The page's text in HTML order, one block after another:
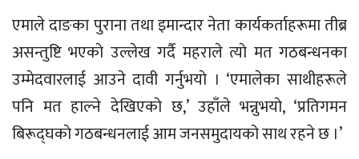
एमाले दाङका पुराना तथा इमान्दार नेता कार्यकर्ताहरूमा तीब्र
असन्तुष्टि भएकाे उल्लेख गर्दै महराले त्याे मत गठबन्धनका
उम्मेदवारलाई आउने दावी गर्नुभयाे । ‘एमालेका साथीहरूले
पनि मत हाल्ने देखिएकाे छ,’ उहाँले भन्नुभयाे, ‘प्रतिगमन
बिरूद्घकाे गठबन्धनलाई आम जनसमुदायको साथ रहने छ ।’